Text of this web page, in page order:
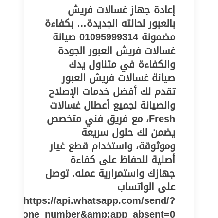
إعادة جهاز غسالات فريش
بالعبور لحالته الجديدة… بكفاءة
مضمونة 01095999314 صيانة
غسالات فريش العبور الجودة
والكفاءة في متناول يدك
صيانة غسالات فريش العبور
تقدم لك أفضل خدمات الإصلاح
والصيانة لجميع أعطال غسالات
Fresh، مع فريق فني متخصص
يضمن لك حلول سريعة
وموثوقة، واستخدام قطع غيار
أصلية للحفاظ على كفاءة
جهازك واستمرارية عمله. توصل
على الواتساب
https://api.whatsapp.com/send/?